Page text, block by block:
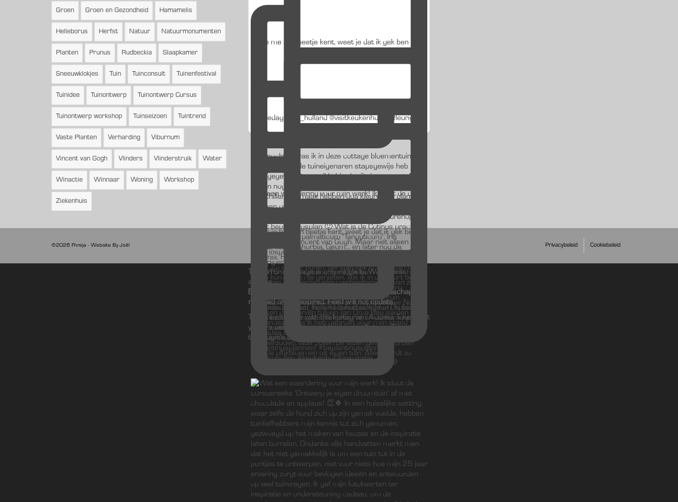
Groen Groen en Gezondheid Hamamelis
Helleborus Herfst Natuur Natuurmonumenten
Planten Prunus Rudbeckia Slaapkamer
Sneeuwklokjes Tuin Tuinconsult Tuinenfestival
Tuinidee Tuinontwerp Tuinontwerp Cursus
Tuinontwerp workshop Tuinseizoen Tuintrend
Vaste Planten Verharding Viburnum
Vincent van Gogh Vlinders Vlinderstruik Water
Winactie Winnaar Woning Workshop
Ziekenhuis
Als je me een beetje kent, weet je dat ik gek ben
Studiedag @jub_holland @visitkeukenhof De fleurig
Wat een waardering voor mijn werk! Ik sloot de cur
This error message is only visible to WordPress
admins
Error: Access Token for fhreja_tuin_en_landschap is
not valid or has expired. Feed will not update.
There's an issue with the Instagram Access Token that
you are using. Please obtain a new Access Token on
the plugin's Settings page.
©2026 Fhreja - Website By Joël Privacybeleid Cookiebeleid